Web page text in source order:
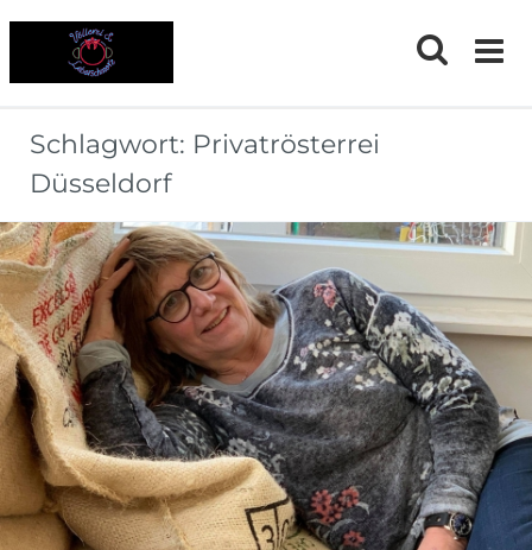
Schlagwort: Privatrösterrei
Düsseldorf